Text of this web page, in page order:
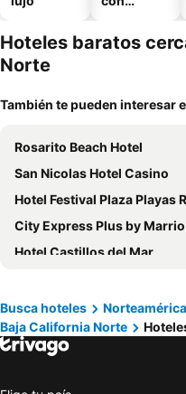
Hoteles baratos
Norte
También te pueden interesar
Rosarito Beach Hotel
San Nicolas Hotel Casino
Hotel Festival Plaza Playas Rosarito
City Express Plus by Marriott Ensenada
Hotel Castillos del Mar
Sleep Inn Mexicali
City Express by Marriott Rosarito
City Express Junior by Marriott Tijuana Otay
Busca hoteles Norteamérica
Baja California Norte